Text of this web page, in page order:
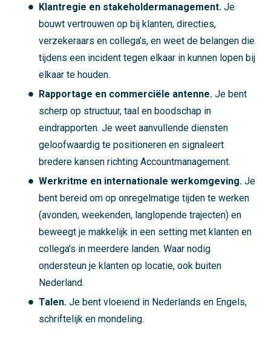
Klantregie en stakeholdermanagement. Je
bouwt vertrouwen op bij klanten, directies,
verzekeraars en collega’s, en weet de belangen die
tijdens een incident tegen elkaar in kunnen lopen bij
elkaar te houden.
Rapportage en commerciële antenne. Je bent
scherp op structuur, taal en boodschap in
eindrapporten. Je weet aanvullende diensten
geloofwaardig te positioneren en signaleert
bredere kansen richting Accountmanagement.
Werkritme en internationale werkomgeving. Je
bent bereid om op onregelmatige tijden te werken
(avonden, weekenden, langlopende trajecten) en
beweegt je makkelijk in een setting met klanten en
collega’s in meerdere landen. Waar nodig
ondersteun je klanten op locatie, ook buiten
Nederland.
Talen. Je bent vloeiend in Nederlands en Engels,
schriftelijk en mondeling.